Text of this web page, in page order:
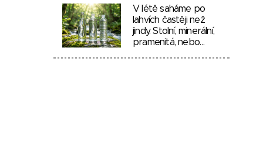
V létě saháme po
lahvích častěji než
jindy. Stolní, minerální,
pramenitá, nebo…